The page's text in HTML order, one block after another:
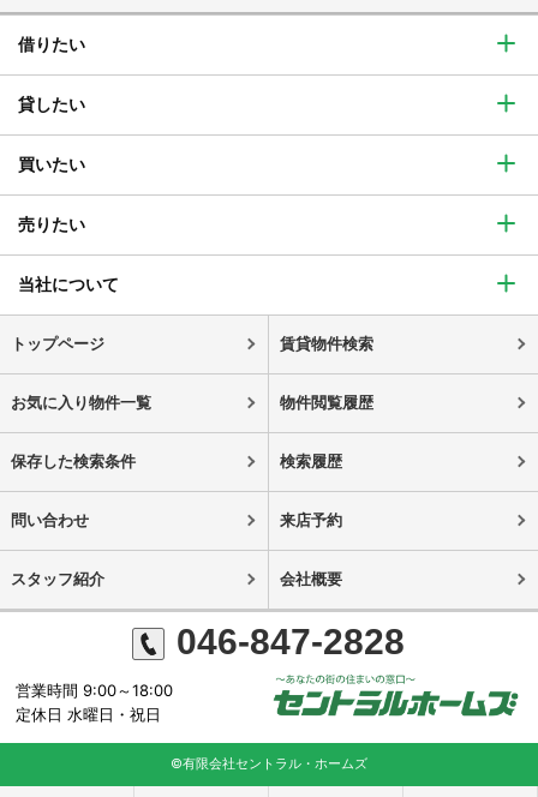
借りたい
貸したい
買いたい
売りたい
当社について
トップページ 賃貸物件検索
お気に入り物件一覧 物件閲覧履歴
保存した検索条件 検索履歴
問い合わせ 来店予約
スタッフ紹介 会社概要
046-847-2828
営業時間 9:00～18:00
定休日 水曜日・祝日
©有限会社セントラル・ホームズ